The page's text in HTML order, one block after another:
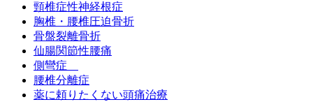
頸椎症性神経根症
胸椎・腰椎圧迫骨折
骨盤裂離骨折
仙腸関節性腰痛
側彎症
腰椎分離症
薬に頼りたくない頭痛治療